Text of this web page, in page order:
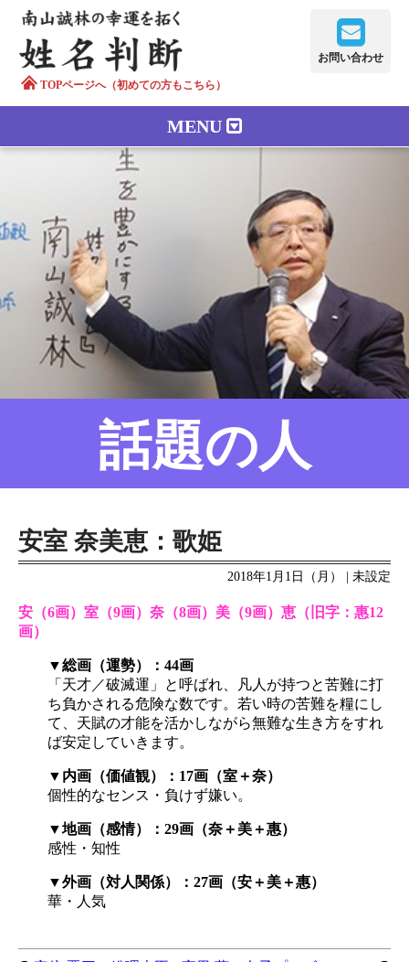
TOPページへ（初めての方もこちら）
お問い合わせ
MENU
正しい字画
南山誠林について
漢字の語源
漢字の歴史
苗字100のルーツ
話題の人
安室 奈美恵：歌姫
2018年1月1日（月） | 未設定
安（6画）室（9画）奈（8画）美（9画）恵（旧字：惠12
画）
▼総画（運勢）：44画
「天才／破滅運」と呼ばれ、凡人が持つと苦難に打
ち負かされる危険な数です。若い時の苦難を糧にし
て、天賦の才能を活かしながら無難な生き方をすれ
ば安定していきます。
▼内画（価値観）：17画（室＋奈）
個性的なセンス・負けず嫌い。
▼地画（感情）：29画（奈＋美＋惠）
感性・知性
▼外画（対人関係）：27画（安＋美＋惠）
華・人気